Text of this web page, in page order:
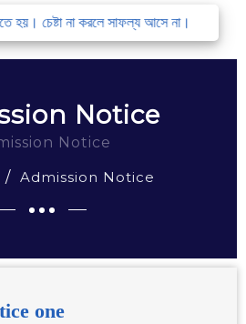
হয়। চেষ্টা না করলে সাফল্য আসে না।
Notice
Notice
Admission Notice
one